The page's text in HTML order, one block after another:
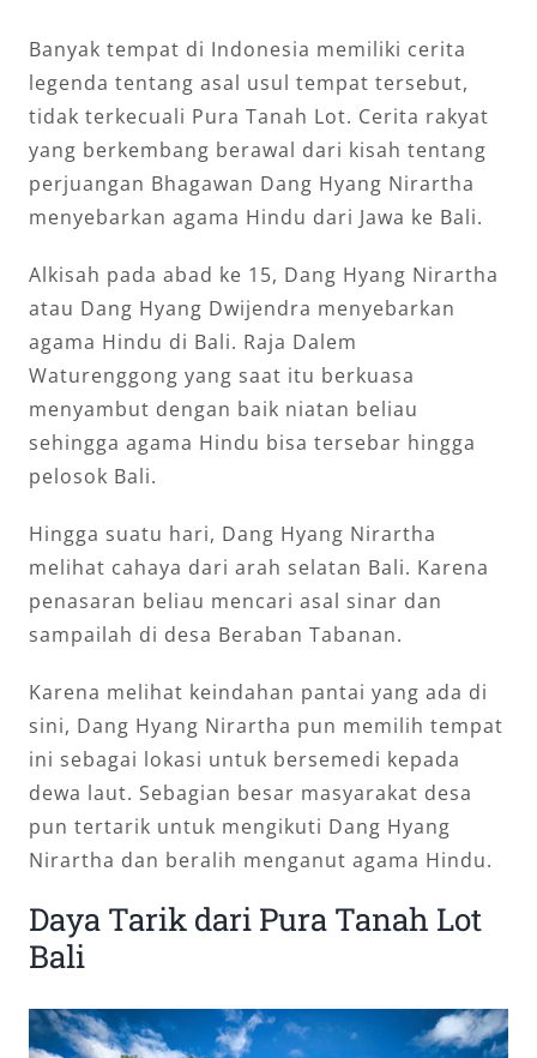
Banyak tempat di Indonesia memiliki cerita
legenda tentang asal usul tempat tersebut,
tidak terkecuali Pura Tanah Lot. Cerita rakyat
yang berkembang berawal dari kisah tentang
perjuangan Bhagawan Dang Hyang Nirartha
menyebarkan agama Hindu dari Jawa ke Bali.
Alkisah pada abad ke 15, Dang Hyang Nirartha
atau Dang Hyang Dwijendra menyebarkan
agama Hindu di Bali. Raja Dalem
Waturenggong yang saat itu berkuasa
menyambut dengan baik niatan beliau
sehingga agama Hindu bisa tersebar hingga
pelosok Bali.
Hingga suatu hari, Dang Hyang Nirartha
melihat cahaya dari arah selatan Bali. Karena
penasaran beliau mencari asal sinar dan
sampailah di desa Beraban Tabanan.
Karena melihat keindahan pantai yang ada di
sini, Dang Hyang Nirartha pun memilih tempat
ini sebagai lokasi untuk bersemedi kepada
dewa laut. Sebagian besar masyarakat desa
pun tertarik untuk mengikuti Dang Hyang
Nirartha dan beralih menganut agama Hindu.
Daya Tarik dari Pura Tanah Lot
Bali